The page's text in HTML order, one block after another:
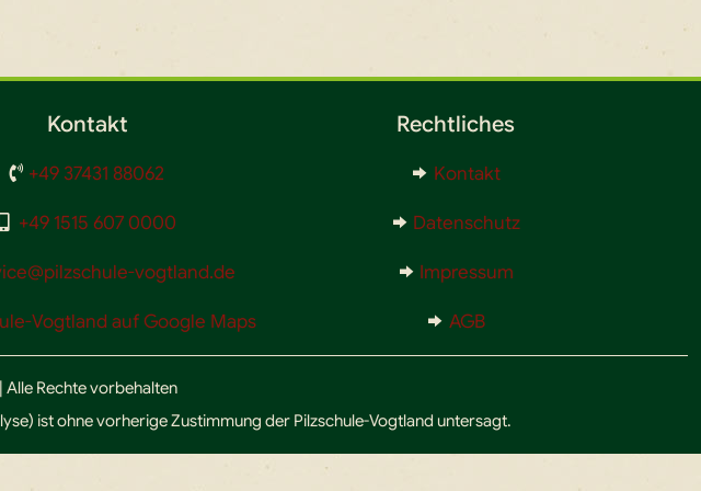
Kontakt
+49 37431 88062
+49 1515 607 0000
vogtland.de
Vogtland auf Google Maps
Rechtliches
Kontakt
Datenschutz
Impressum
AGB
Alle Rechte vorbehalten
ist ohne vorherige Zustimmung der Pilzschule-Vogtland untersagt.